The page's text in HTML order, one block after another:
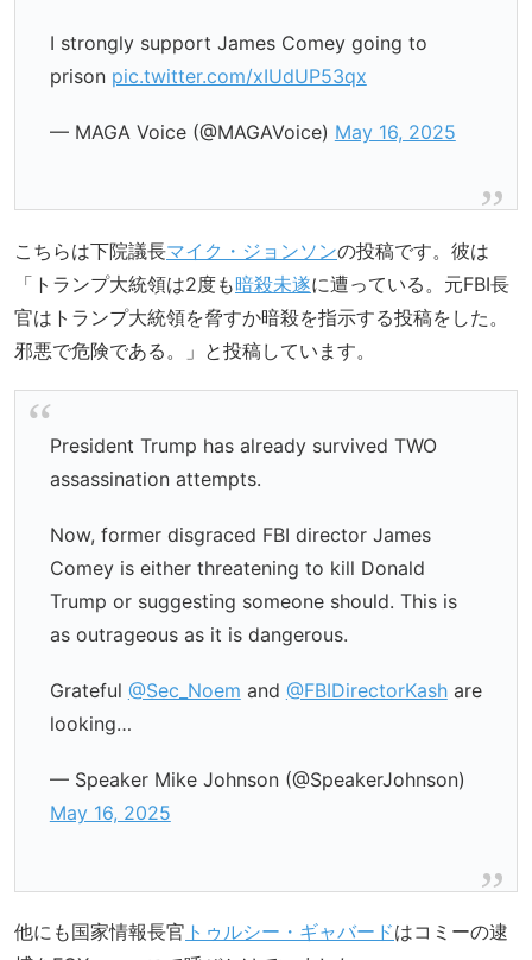
I strongly support James Comey going to
prison pic.twitter.com/xIUdUP53qx
— MAGA Voice (@MAGAVoice) May 16, 2025
こちらは下院議長マイク・ジョンソンの投稿です。彼は
「トランプ大統領は2度も暗殺未遂に遭っている。元FBI長
官はトランプ大統領を脅すか暗殺を指示する投稿をした。
邪悪で危険である。」と投稿しています。
President Trump has already survived TWO
assassination attempts.
Now, former disgraced FBI director James
Comey is either threatening to kill Donald
Trump or suggesting someone should. This is
as outrageous as it is dangerous.
Grateful @Sec_Noem and @FBIDirectorKashare
looking…
— Speaker Mike Johnson (@SpeakerJohnson)
May 16, 2025
他にも国家情報長官 トゥルシー・ギャバードはコミーの逮